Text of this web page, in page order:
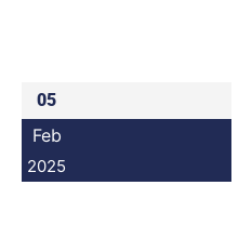
05
Feb
2025